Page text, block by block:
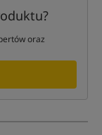
oraz